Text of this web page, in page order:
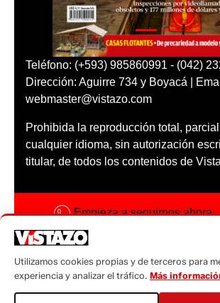
Teléfono: (+593) 985860991 - (042)
Dirección: Aguirre 734 y Boyacá |
webmaster@vistazo.com
Prohibida la reproducción total,
cualquier idioma, sin autorización
titular, de todos los contenidos de
Empieza a seguirnos ahora
Código ética
Sugerencias a:
Utilizamos cookies propias y de terceros para
experiencia y analizar el tráfico. Más